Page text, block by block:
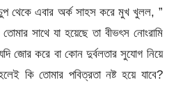
থেকে এবার অর্ক সাহস করে মুখ খুলল, ”
সাথে যা হয়েছে তা বীভৎস নোংরামি
জোর করে বা কোন দুর্বলতার সুযোগ নিয়ে
কি তোমার পবিত্রতা নষ্ট হয়ে যাবে?